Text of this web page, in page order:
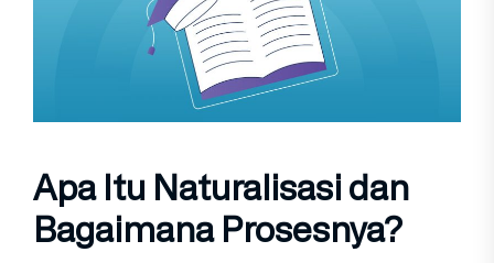
Apa Itu Naturalisasi dan
Bagaimana Prosesnya?